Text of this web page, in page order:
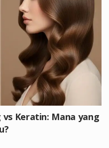
Keratin: Mana yang